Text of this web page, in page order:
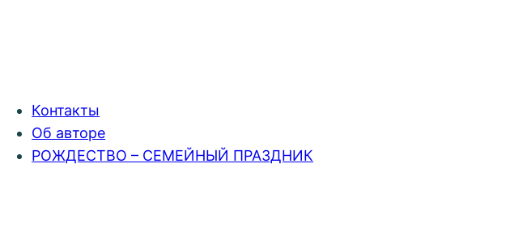
Контакты
Об авторе
РОЖДЕСТВО – СЕМЕЙНЫЙ ПРАЗДНИК